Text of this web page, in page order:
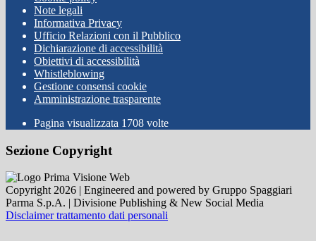
Note legali
Informativa Privacy
Ufficio Relazioni con il Pubblico
Dichiarazione di accessibilità
Obiettivi di accessibilità
Whistleblowing
Gestione consensi cookie
Amministrazione trasparente
Pagina visualizzata 1708 volte
Sezione Copyright
Copyright 2026 | Engineered and powered by Gruppo Spaggiari
Parma S.p.A. | Divisione Publishing & New Social Media
Disclaimer trattamento dati personali